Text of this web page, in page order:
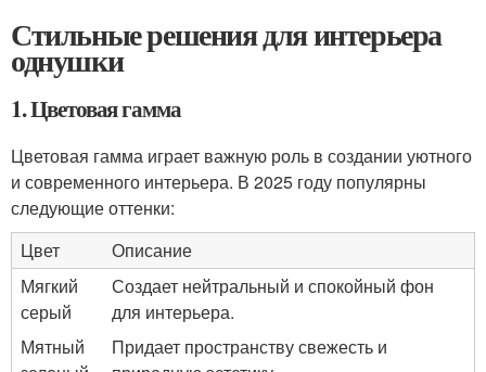
Стильные решения для интерьера
однушки
1. Цветовая гамма
Цветовая гамма играет важную роль в создании уютного
и современного интерьера. В 2025 году популярны
следующие оттенки:
Цвет
Описание
Мягкий
серый
Создает нейтральный и спокойный фон
для интерьера.
Мятный
Придает пространству свежесть и